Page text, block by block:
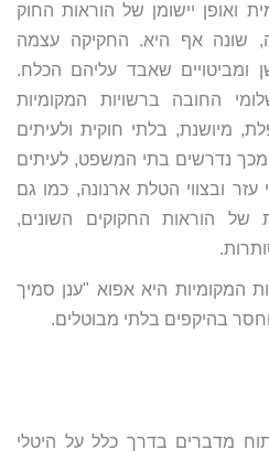
ואופן יישומן של הוראות החוק
שונה אף היא. החקיקה עצמה
ומביטויים שאבד עליהם הכלח.
החובה ברשויות המקומיות
מיושנת, בלתי חוקית ולעיתים
נדרשים בתי המשפט, לעיתים
ובצווי הטלת ארנונה, כמו גם
של הוראות החקוקים השונים,
המקומיות היא אפוא "ענן סמיך
בהיקפים בלתי מבוטלים.
מדברים בדרך כלל על היטלי